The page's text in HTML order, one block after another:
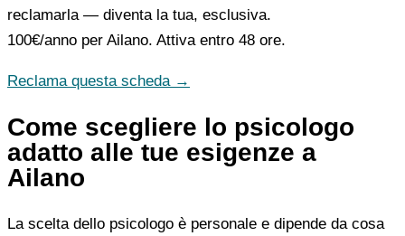
reclamarla — diventa la tua, esclusiva.
100€/anno per Ailano. Attiva entro 48 ore.
Reclama questa scheda →
Come scegliere lo psicologo
adatto alle tue esigenze a
Ailano
La scelta dello psicologo è personale e dipende da cosa